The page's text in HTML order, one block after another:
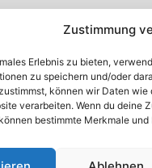
Zustimmung
Erlebnis zu bieten,
zu speichern und/oder
können wir Daten
verarbeiten. Wenn du deine
bestimmte Merkmale